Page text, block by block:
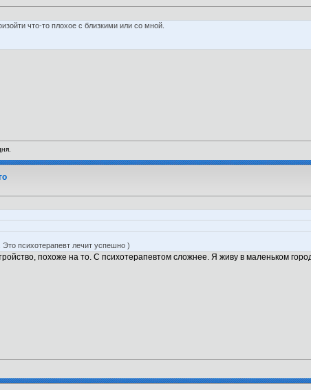
что-то плохое с близкими или со мной.
психотерапевт лечит успешно )
похоже на то. С психотерапевтом сложнее. Я живу в маленьком